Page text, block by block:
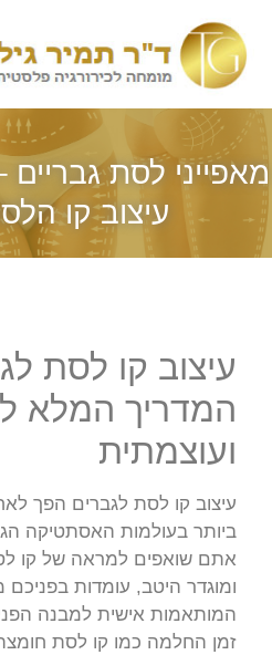
מאפייני לסת גבריים
עיצוב קו
עיצוב קו לסת
המדריך המלא
ועוצמתית
עיצוב קו לסת לגברים הפך
אתם שואפים למראה של קו
ומוגדר היטב, עומדות בפניכם
המותאמות אישית למבנה
זמן החלמה כמו קו לסת חומצה